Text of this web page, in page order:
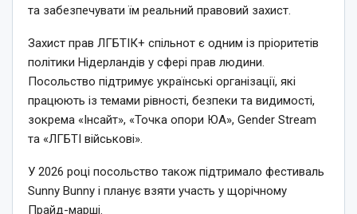
та забезпечувати їм реальний правовий захист.
Захист прав ЛГБТІК+ спільнот є одним із пріоритетів
політики Нідерландів у сфері прав людини.
Посольство підтримує українські організації, які
працюють із темами рівності, безпеки та видимості,
зокрема «Інсайт», «Точка опори ЮА», Gender Stream
та «ЛГБТІ військові».
У 2026 році посольство також підтримало фестиваль
Sunny Bunny і планує взяти участь у щорічному
Прайд-марші.